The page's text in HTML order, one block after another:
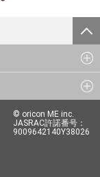
© oricon ME inc.
JASRAC許諾番号：
9009642140Y38026